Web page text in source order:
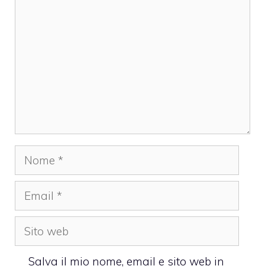
Nome
Email
Sito
web
Salva il mio nome, email e sito web in